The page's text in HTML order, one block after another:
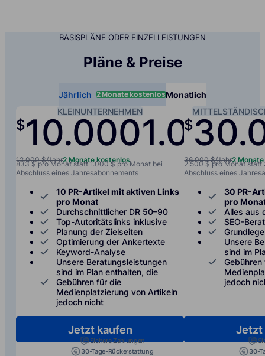
BASISPLÄNE ODER EINZELLEISTUNGEN
Pläne & Preise
Jährlich 2 Monate kostenlosMonatlich
KLEINUNTERNEHMEN
$10.0001.000/
12.000 $/Jahr2 Monate kostenlos
833 $ pro Monat statt 1.000 $ pro Monat bei
Abschluss eines Jahresabonnements
10 PR-Artikel mit aktiven Links
pro Monat
Durchschnittlicher DR 50–90
Top-Autoritätslinks inklusive
Planung der Zielseiten
Optimierung der Ankertexte
Keyword-Analyse
Unsere Beratungsleistungen
sind im Plan enthalten, die
Gebühren für die
Medienplatzierung von Artikeln
jedoch nicht
Jetzt kaufen
Sichere Zahlungen
30-Tage-Rückerstattung
$
36.000 $/Jahr2
2.500 $ pro Monat
Abschluss eines
30 PR-
pro
Alles aus
SEO-
Unsere
sind im
jedoch
Jetzt
30-